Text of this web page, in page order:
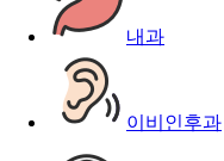
내과
이비인후과